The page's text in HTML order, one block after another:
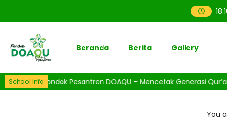
18:
Beranda Berita Gallery
School Info
di Pondok Pesantren DOAQU – Mencetak Generasi Qur’ani,
You